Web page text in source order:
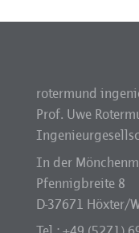
rotermund
Prof. Uwe
In der
Pfennigbreite 8
D-37671 Höxter/